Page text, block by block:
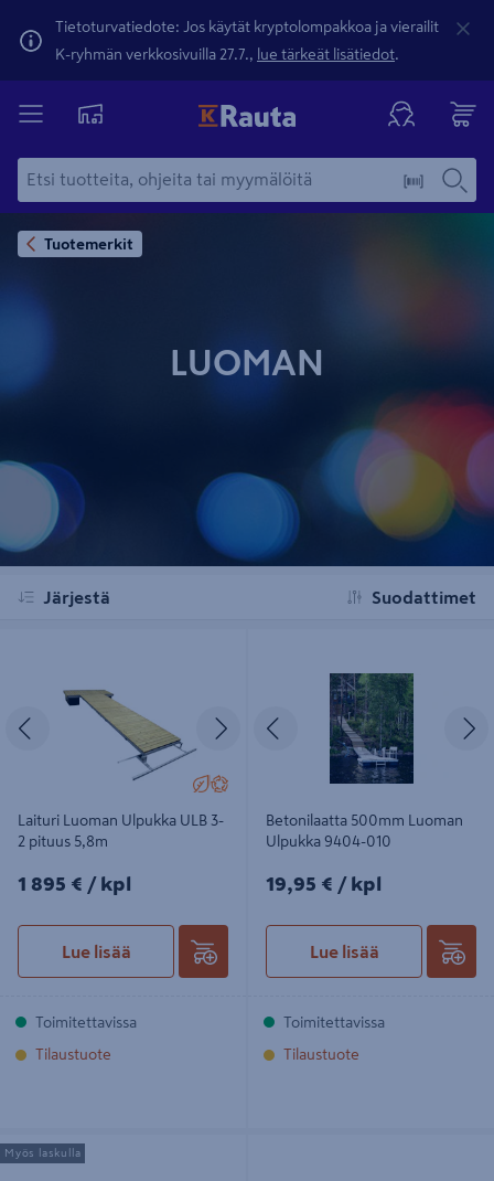
Tietoturvatiedote: Jos käytät kryptolompakkoa ja vierailit
K-ryhmän verkkosivuilla 27.7., lue tärkeät lisätiedot.
Tuotemerkit
LUOMAN
Järjestä Suodattimet
Edellinen Seuraava
Laituri Luoman Ulpukka ULB 3-
2 pituus 5,8m
1895€/kpl
1 895 € / kpl
Lue lisää
Toimitettavissa
Tilaustuote
Edellinen
Betonilaatta 500mm Luoman
Ulpukka 9404-010
19,95€/kpl
19,95 € / kpl
Lue lisää
Toimitettavissa
Tilaustuote
Mökki Luoman Sirkku 28m²
Myös laskulla